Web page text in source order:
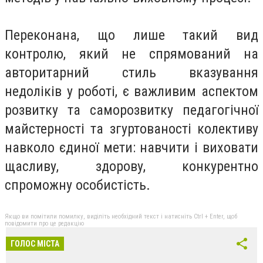
Переконана, що лише такий вид
контролю, який не спрямований на
авторитарний стиль вказування
недоліків у роботі, є важливим аспектом
розвитку та саморозвитку педагогічної
майстерності та згуртованості колективу
навколо єдиної мети: навчити і виховати
щасливу, здорову, конкурентно
спроможну особистість.
Якщо ви помітили помилку, виділіть необхідний текст і натисніть Ctrl + Enter, щоб
повідомити про це редакцію
ГОЛОС МІСТА